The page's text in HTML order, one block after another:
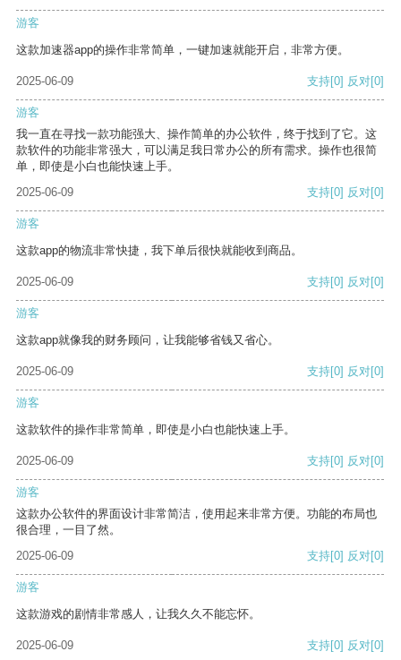
游客
这款加速器app的操作非常简单，一键加速就能开启，非常方便。
2025-06-09 支持[0] 反对[0]
游客
我一直在寻找一款功能强大、操作简单的办公软件，终于找到了它。这
款软件的功能非常强大，可以满足我日常办公的所有需求。操作也很简
单，即使是小白也能快速上手。
2025-06-09
支持[0] 反对[0]
游客
这款app的物流非常快捷，我下单后很快就能收到商品。
2025-06-09 支持[0] 反对[0]
游客
这款app就像我的财务顾问，让我能够省钱又省心。
2025-06-09 支持[0] 反对[0]
游客
这款软件的操作非常简单，即使是小白也能快速上手。
2025-06-09 支持[0] 反对[0]
游客
这款办公软件的界面设计非常简洁，使用起来非常方便。功能的布局也
很合理，一目了然。
2025-06-09
支持[0] 反对[0]
游客
这款游戏的剧情非常感人，让我久久不能忘怀。
2025-06-09 支持[0] 反对[0]